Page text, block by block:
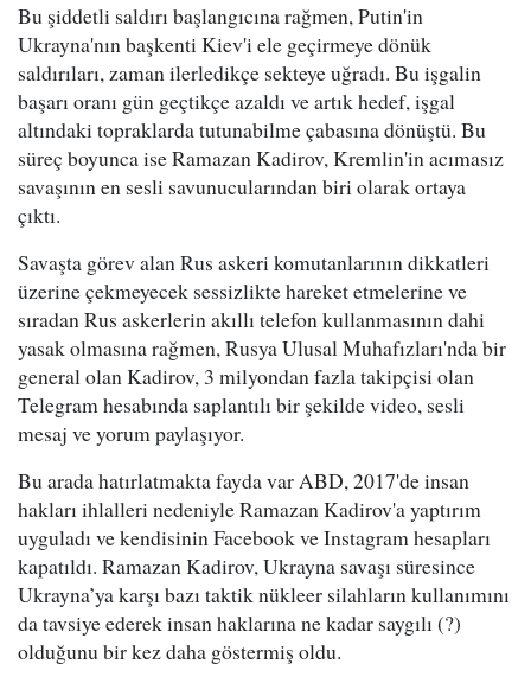
Bu şiddetli saldırı başlangıcına rağmen, Putin'in
Ukrayna'nın başkenti Kiev'i ele geçirmeye dönük
saldırıları, zaman ilerledikçe sekteye uğradı. Bu işgalin
başarı oranı gün geçtikçe azaldı ve artık hedef, işgal
altındaki topraklarda tutunabilme çabasına dönüştü. Bu
süreç boyunca ise Ramazan Kadirov, Kremlin'in acımasız
savaşının en sesli savunucularından biri olarak ortaya
çıktı.
Savaşta görev alan Rus askeri komutanlarının dikkatleri
üzerine çekmeyecek sessizlikte hareket etmelerine ve
sıradan Rus askerlerin akıllı telefon kullanmasının dahi
yasak olmasına rağmen, Rusya Ulusal Muhafızları'nda bir
general olan Kadirov, 3 milyondan fazla takipçisi olan
Telegram hesabında saplantılı bir şekilde video, sesli
mesaj ve yorum paylaşıyor.
Bu arada hatırlatmakta fayda var ABD, 2017'de insan
hakları ihlalleri nedeniyle Ramazan Kadirov'a yaptırım
uyguladı ve kendisinin Facebook ve Instagram hesapları
kapatıldı. Ramazan Kadirov, Ukrayna savaşı süresince
Ukrayna’ya karşı bazı taktik nükleer silahların kullanımını
da tavsiye ederek insan haklarına ne kadar saygılı (?)
olduğunu bir kez daha göstermiş oldu.